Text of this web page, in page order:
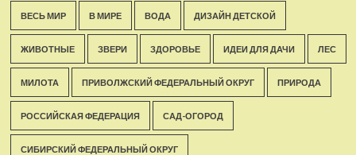
ВЕСЬ МИР В МИРЕ ВОДА ДИЗАЙН ДЕТСКОЙ
ЖИВОТНЫЕ ЗВЕРИ ЗДОРОВЬЕ ИДЕИ ДЛЯ ДАЧИ ЛЕС
МИЛОТА ПРИВОЛЖСКИЙ ФЕДЕРАЛЬНЫЙ ОКРУГ ПРИРОДА
РОССИЙСКАЯ ФЕДЕРАЦИЯ САД-ОГОРОД
СИБИРСКИЙ ФЕДЕРАЛЬНЫЙ ОКРУГ